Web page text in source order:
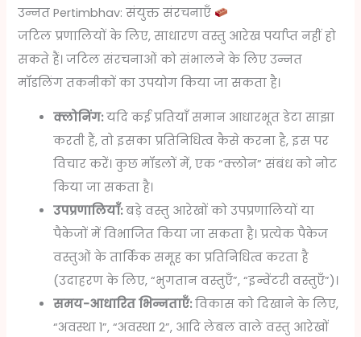
उन्नत Pertimbhav: संयुक्त संरचनाएँ
जटिल प्रणालियों के लिए, साधारण वस्तु आरेख पर्याप्त नहीं हो
सकते हैं। जटिल संरचनाओं को संभालने के लिए उन्नत
मॉडलिंग तकनीकों का उपयोग किया जा सकता है।
क्लोनिंग:यदि कई प्रतियाँ समान आधारभूत डेटा साझा
करती हैं, तो इसका प्रतिनिधित्व कैसे करना है, इस पर
विचार करें। कुछ मॉडलों में, एक “क्लोन” संबंध को नोट
किया जा सकता है।
उपप्रणालियाँ:बड़े वस्तु आरेखों को उपप्रणालियों या
पैकेजों में विभाजित किया जा सकता है। प्रत्येक पैकेज
वस्तुओं के तार्किक समूह का प्रतिनिधित्व करता है
(उदाहरण के लिए, “भुगतान वस्तुएँ”, “इन्वेंटरी वस्तुएँ”)।
समय-आधारित भिन्नताएँ:विकास को दिखाने के लिए,
“अवस्था 1”, “अवस्था 2”, आदि लेबल वाले वस्तु आरेखों